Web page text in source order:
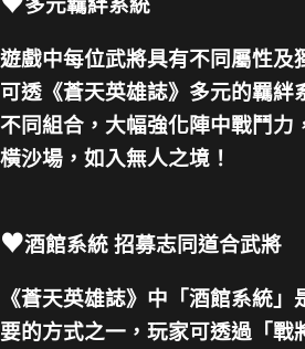
多元羈絆系統
遊戲中每位武將具有不同屬性及
可透《蒼天英雄誌》多元的羈絆
不同組合，大幅強化陣中戰鬥力
橫沙場，如入無人之境！
♥酒館系統 招募志同道合武將
《蒼天英雄誌》中「酒館系統
要的方式之一，玩家可透過「戰